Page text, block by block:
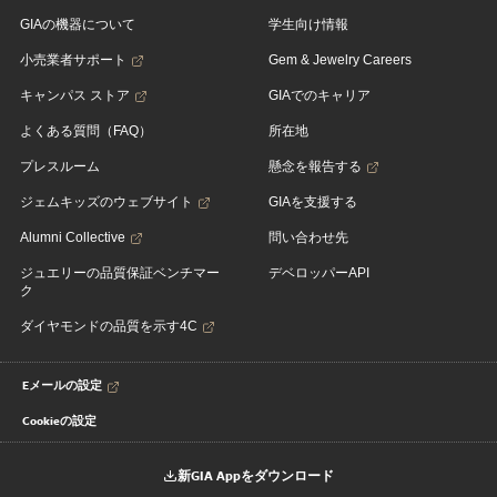
GIAの機器について
小売業者サポート
キャンパス ストア
よくある質問（FAQ）
プレスルーム
ジェムキッズのウェブサイト
Alumni Collective
ジュエリーの品質保証ベンチマー
ク
ダイヤモンドの品質を示す4C
学生向け情報
Gem & Jewelry Careers
GIAでのキャリア
所在地
懸念を報告する
GIAを支援する
問い合わせ先
デベロッパーAPI
Eメールの設定
Cookieの設定
新GIA Appをダウンロード